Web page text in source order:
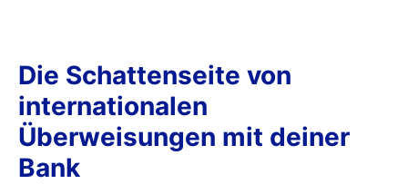
Die Schattenseite von
internationalen
Überweisungen mit deiner
Bank